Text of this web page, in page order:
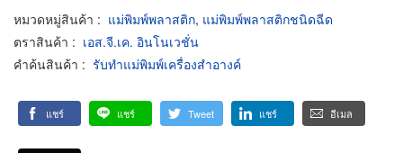
หมวดหมู่สินค้า : แม่พิมพ์พลาสติก, แม่พิมพ์พลาสติกชนิดฉีด
ตราสินค้า : เอส.จี.เค. อินโนเวชั่น
คำค้นสินค้า : รับทำแม่พิมพ์เครื่องสำอางค์
แชร์ แชร์ Tweet แชร์ อีเมล